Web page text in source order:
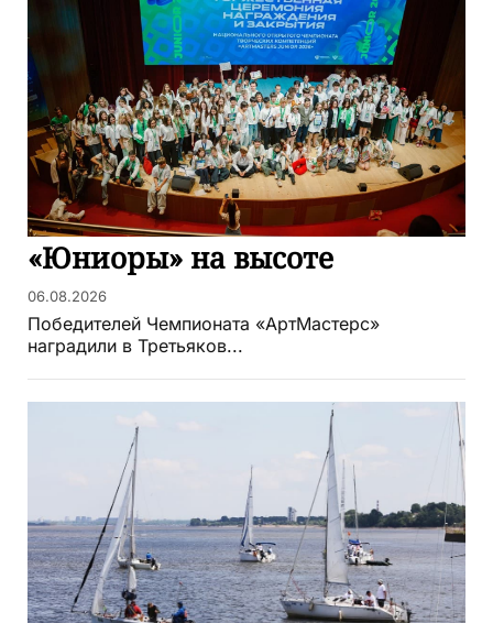
«Юниоры» на высоте
06.08.2026
Победителей Чемпионата «АртМастерс»
наградили в Третьяков...